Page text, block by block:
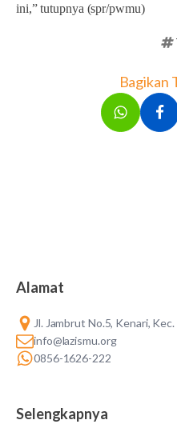
ini,” tutupnya (spr/pwmu)
Bagikan
Alamat
Jl. Jambrut No.5, Kenari,
info@lazismu.org
0856-1626-222
Selengkapnya